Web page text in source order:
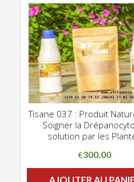
CLIQUEZ
ADD WISHLIST
Tisane 037 : Produit
Soigner la
solution par les
€300.00
AJOUTER AU